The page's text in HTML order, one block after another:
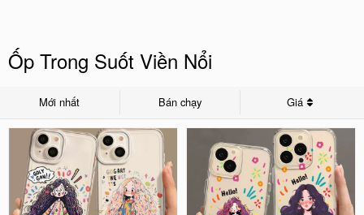
Ốp Trong Suốt Viền Nổi
Mới nhất Bán chạy Giá